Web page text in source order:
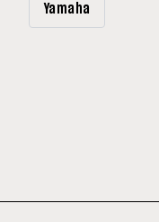
Yamaha